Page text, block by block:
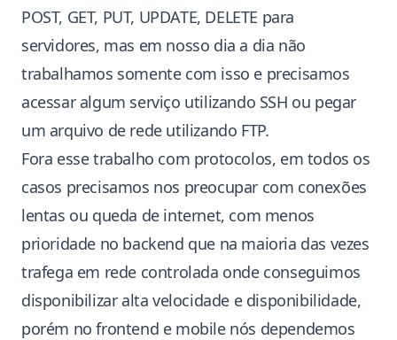
POST, GET, PUT, UPDATE, DELETE para
servidores, mas em nosso dia a dia não
trabalhamos somente com isso e precisamos
acessar algum serviço utilizando SSH ou pegar
um arquivo de rede utilizando FTP.
Fora esse trabalho com protocolos, em todos os
casos precisamos nos preocupar com conexões
lentas ou queda de internet, com menos
prioridade no backend que na maioria das vezes
trafega em rede controlada onde conseguimos
disponibilizar alta velocidade e disponibilidade,
porém no frontend e mobile nós dependemos